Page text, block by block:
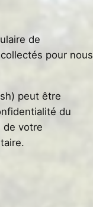
de
pour nous
peut être
du
de votre